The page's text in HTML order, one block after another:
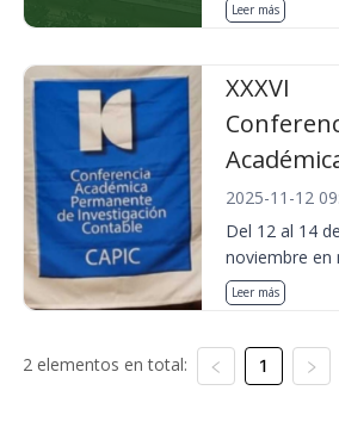
Leer más
XXXVI
2025-11-12
Del 12 al 14 de
noviembre en
Leer más
2 elementos en total: 1